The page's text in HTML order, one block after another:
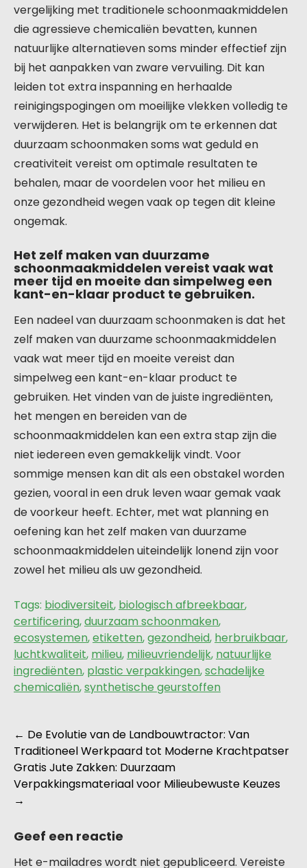
vergelijking met traditionele schoonmaakmiddelen
die agressieve chemicaliën bevatten, kunnen
natuurlijke alternatieven soms minder effectief zijn
bij het aanpakken van zware vervuiling. Dit kan
leiden tot extra inspanning en herhaalde
reinigingspogingen om moeilijke vlekken volledig te
verwijderen. Het is belangrijk om te erkennen dat
duurzaam schoonmaken soms wat geduld en
creativiteit vereist om optimale resultaten te
behalen, maar de voordelen voor het milieu en
onze gezondheid wegen vaak op tegen dit kleine
ongemak.
Het zelf maken van duurzame
schoonmaakmiddelen vereist vaak wat
meer tijd en moeite dan simpelweg een
kant-en-klaar product te gebruiken.
Een nadeel van duurzaam schoonmaken is dat het
zelf maken van duurzame schoonmaakmiddelen
vaak wat meer tijd en moeite vereist dan
simpelweg een kant-en-klaar product te
gebruiken. Het vinden van de juiste ingrediënten,
het mengen en bereiden van de
schoonmaakmiddelen kan een extra stap zijn die
niet iedereen even gemakkelijk vindt. Voor
sommige mensen kan dit als een obstakel worden
gezien, vooral in een druk leven waar gemak vaak
de voorkeur heeft. Echter, met wat planning en
oefening kan het zelf maken van duurzame
schoonmaakmiddelen uiteindelijk lonend zijn voor
zowel het milieu als uw gezondheid.
Tags: biodiversiteit, biologisch afbreekbaar,
certificering,duurzaam schoonmaken,
ecosystemen,etiketten,gezondheid, herbruikbaar,
luchtkwaliteit, milieu, milieuvriendelijk, natuurlijke
ingrediënten, plastic verpakkingen,schadelijke
chemicaliën,synthetische geurstoffen
Berichtnavigatie
← De Evolutie van de Landbouwtractor: Van
Traditioneel Werkpaard tot Moderne Krachtpatser
Gratis Jute Zakken: Duurzaam
Verpakkingsmateriaal voor Milieubewuste Keuzes
→
Geef een reactie
Het e-mailadres wordt niet gepubliceerd. Vereiste